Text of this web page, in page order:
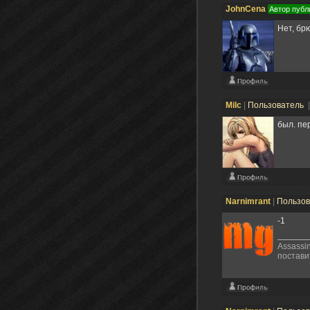
JohnCena Автор
Нет,
Milc Пользователь
был.
Narnimrant
-1